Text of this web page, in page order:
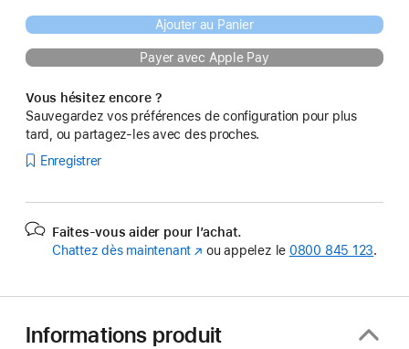
Ajouter au Panier
Payer avec Apple Pay
Vous hésitez encore ?
Sauvegardez vos préférences de configuration pour plus
tard, ou partagez-les avec des proches.
Enregistrer
Faites-vous aider pour l’achat.
Chattez dès maintenant (s’ouvre
ou appelez le 0800 845 123.
Informations produit